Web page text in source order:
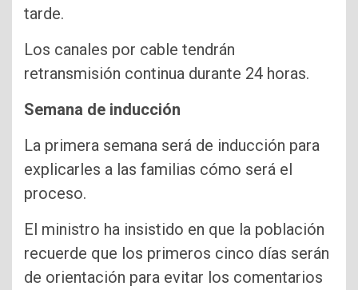
tarde.
Los canales por cable tendrán
retransmisión continua durante 24 horas.
Semana de inducción
La primera semana será de inducción para
explicarles a las familias cómo será el
proceso.
El ministro ha insistido en que la población
recuerde que los primeros cinco días serán
de orientación para evitar los comentarios